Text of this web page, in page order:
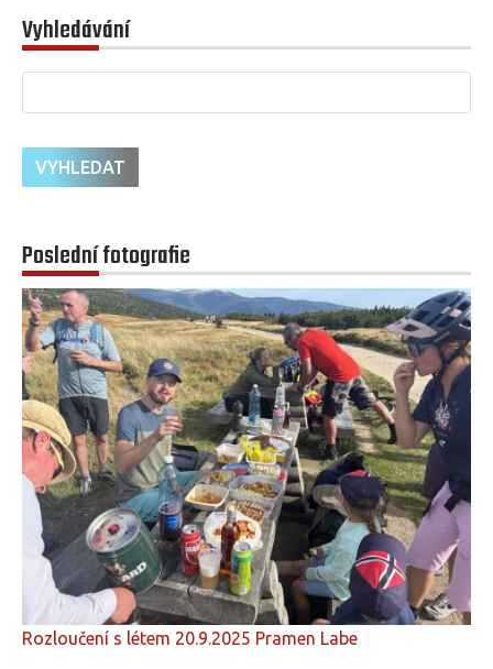
Vyhledávání
Poslední fotografie
Rozloučení s létem 20.9.2025 Pramen Labe